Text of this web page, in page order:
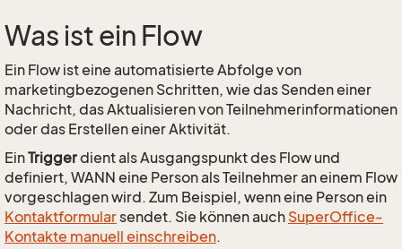
Was ist ein Flow
Ein Flow ist eine automatisierte Abfolge von
marketingbezogenen Schritten, wie das Senden einer
Nachricht, das Aktualisieren von Teilnehmerinformationen
oder das Erstellen einer Aktivität.
EinTriggerdient als Ausgangspunkt des Flow und
definiert, WANN eine Person als Teilnehmer an einem Flow
vorgeschlagen wird. Zum Beispiel, wenn eine Person ein
Kontaktformularsendet. Sie können auch SuperOffice-
Kontakte manuell einschreiben.